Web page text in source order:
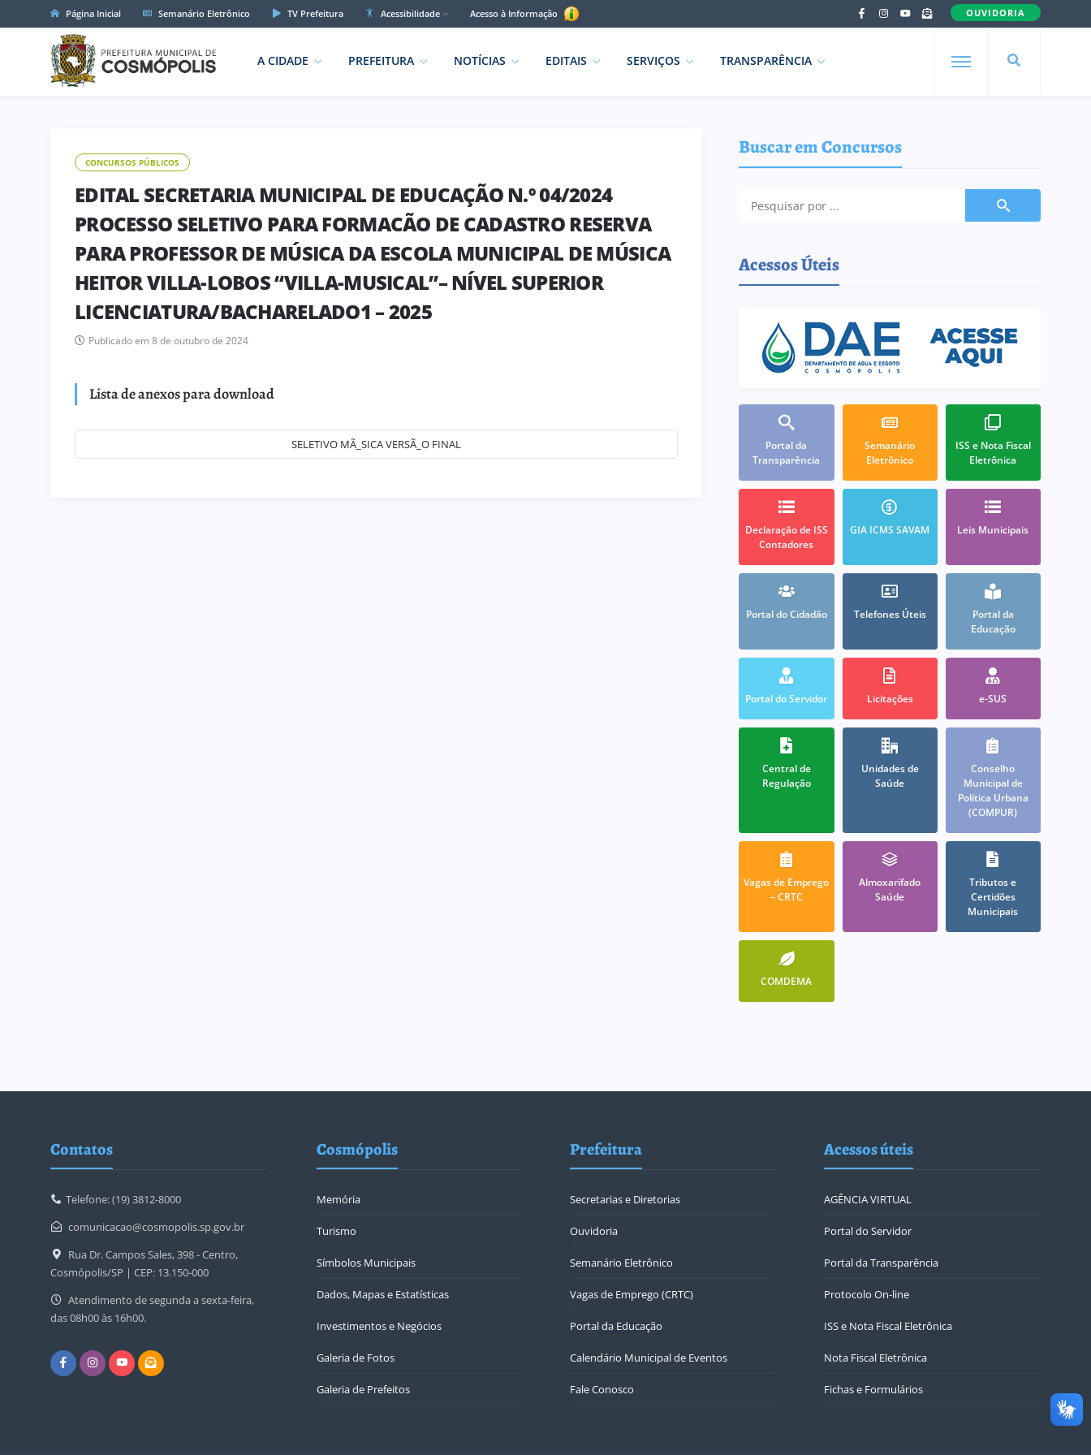
Página Inicial Semanário Eletrônico TV Prefeitura Acessibilidade Acesso à Informação OUVIDORIA
A CIDADE PREFEITURA NOTÍCIAS EDITAIS SERVIÇOS TRANSPARÊNCIA
CONCURSOS PÚBLICOS
EDITAL SECRETARIA MUNICIPAL DE EDUCAÇÃO N.º 04/2024
PROCESSO SELETIVO PARA FORMACÃO DE CADASTRO RESERVA
PARA PROFESSOR DE MÚSICA DA ESCOLA MUNICIPAL DE MÚSICA
HEITOR VILLA-LOBOS “VILLA-MUSICAL”– NÍVEL SUPERIOR
LICENCIATURA/BACHARELADO1 – 2025
Publicado em 8 de outubro de 2024
Lista de anexos para download
SELETIVO MÃ_SICA VERSÃ_O FINAL
Buscar em Concursos
Acessos Úteis
Portal da
Transparência
Semanário
Eletrônico
ISS e Nota Fiscal
Eletrônica
Declaração de ISS
Contadores
GIA ICMS SAVAM Leis Municipais
Portal do Cidadão Telefones Úteis
Portal da
Educação
Portal do Servidor Licitações e-SUS
Central de
Regulação
Unidades de
Saúde
Conselho
Municipal de
Política Urbana
(COMPUR)
Vagas de Emprego
– CRTC
Almoxarifado
Saúde
Tributos e
Certidões
Municipais
COMDEMA
Contatos
Telefone: (19) 3812-8000
comunicacao@cosmopolis.sp.gov.br
Rua Dr. Campos Sales, 398 - Centro,
Cosmópolis/SP | CEP: 13.150-000
Atendimento de segunda a sexta-feira,
das 08h00 às 16h00.
Cosmópolis
Memória
Turismo
Símbolos Municipais
Dados, Mapas e Estatísticas
Investimentos e Negócios
Galeria de Fotos
Galeria de Prefeitos
Prefeitura
Secretarias e Diretorias
Ouvidoria
Semanário Eletrônico
Vagas de Emprego (CRTC)
Portal da Educação
Calendário Municipal de Eventos
Fale Conosco
Acessos úteis
AGÊNCIA VIRTUAL
Portal do Servidor
Portal da Transparência
Protocolo On-line
ISS e Nota Fiscal Eletrônica
Nota Fiscal Eletrônica
Fichas e Formulários